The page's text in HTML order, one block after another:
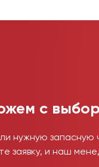
с
нужную запасную
заявку, и наш